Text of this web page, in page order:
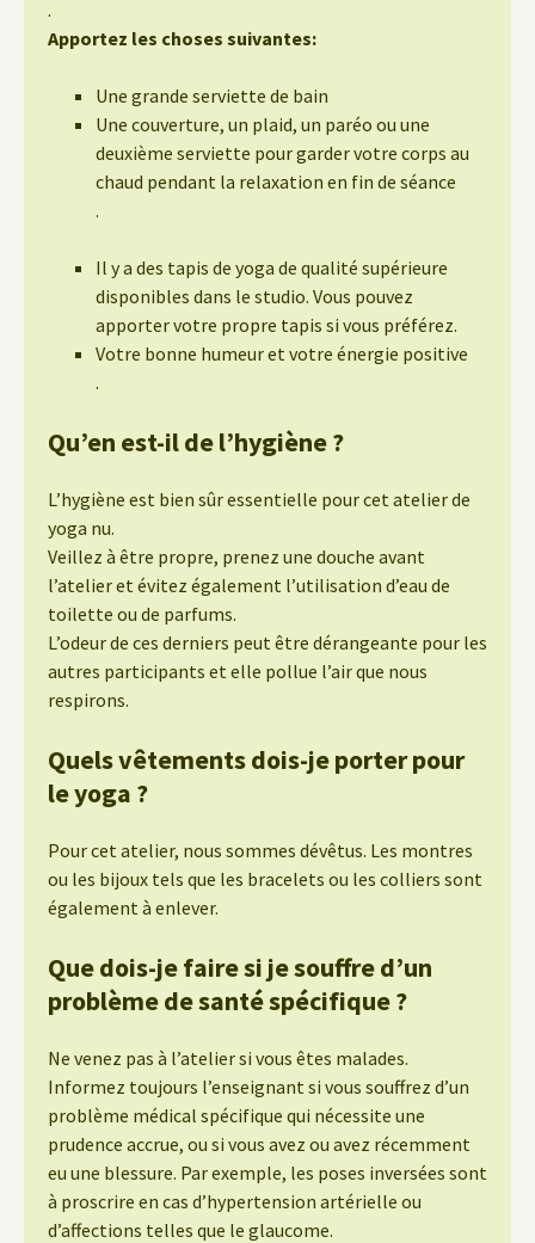
.
Apportez les choses suivantes:
Une grande serviette de bain
Une couverture, un plaid, un paréo ou une
deuxième serviette pour garder votre corps au
chaud pendant la relaxation en fin de séance
.
Il y a des tapis de yoga de qualité supérieure
disponibles dans le studio. Vous pouvez
apporter votre propre tapis si vous préférez.
Votre bonne humeur et votre énergie positive
.
Qu’en est-il de l’hygiène ?
L’hygiène est bien sûr essentielle pour cet atelier de
yoga nu.
Veillez à être propre, prenez une douche avant
l’atelier et évitez également l’utilisation d’eau de
toilette ou de parfums.
L’odeur de ces derniers peut être dérangeante pour les
autres participants et elle pollue l’air que nous
respirons.
Quels vêtements dois-je porter pour
le yoga ?
Pour cet atelier, nous sommes dévêtus. Les montres
ou les bijoux tels que les bracelets ou les colliers sont
également à enlever.
Que dois-je faire si je souffre d’un
problème de santé spécifique ?
Ne venez pas à l’atelier si vous êtes malades.
Informez toujours l’enseignant si vous souffrez d’un
problème médical spécifique qui nécessite une
prudence accrue, ou si vous avez ou avez récemment
eu une blessure. Par exemple, les poses inversées sont
à proscrire en cas d’hypertension artérielle ou
d’affections telles que le glaucome.